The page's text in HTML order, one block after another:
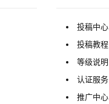
投稿中心
投稿教程
等级说明
认证服务
推广中心